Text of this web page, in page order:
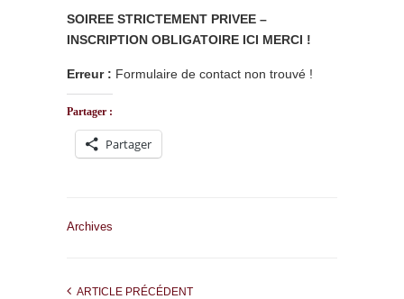
SOIREE STRICTEMENT PRIVEE –
INSCRIPTION OBLIGATOIRE ICI MERCI !
Erreur : Formulaire de contact non trouvé !
Partager :
Partager
Archives
ARTICLE PRÉCÉDENT